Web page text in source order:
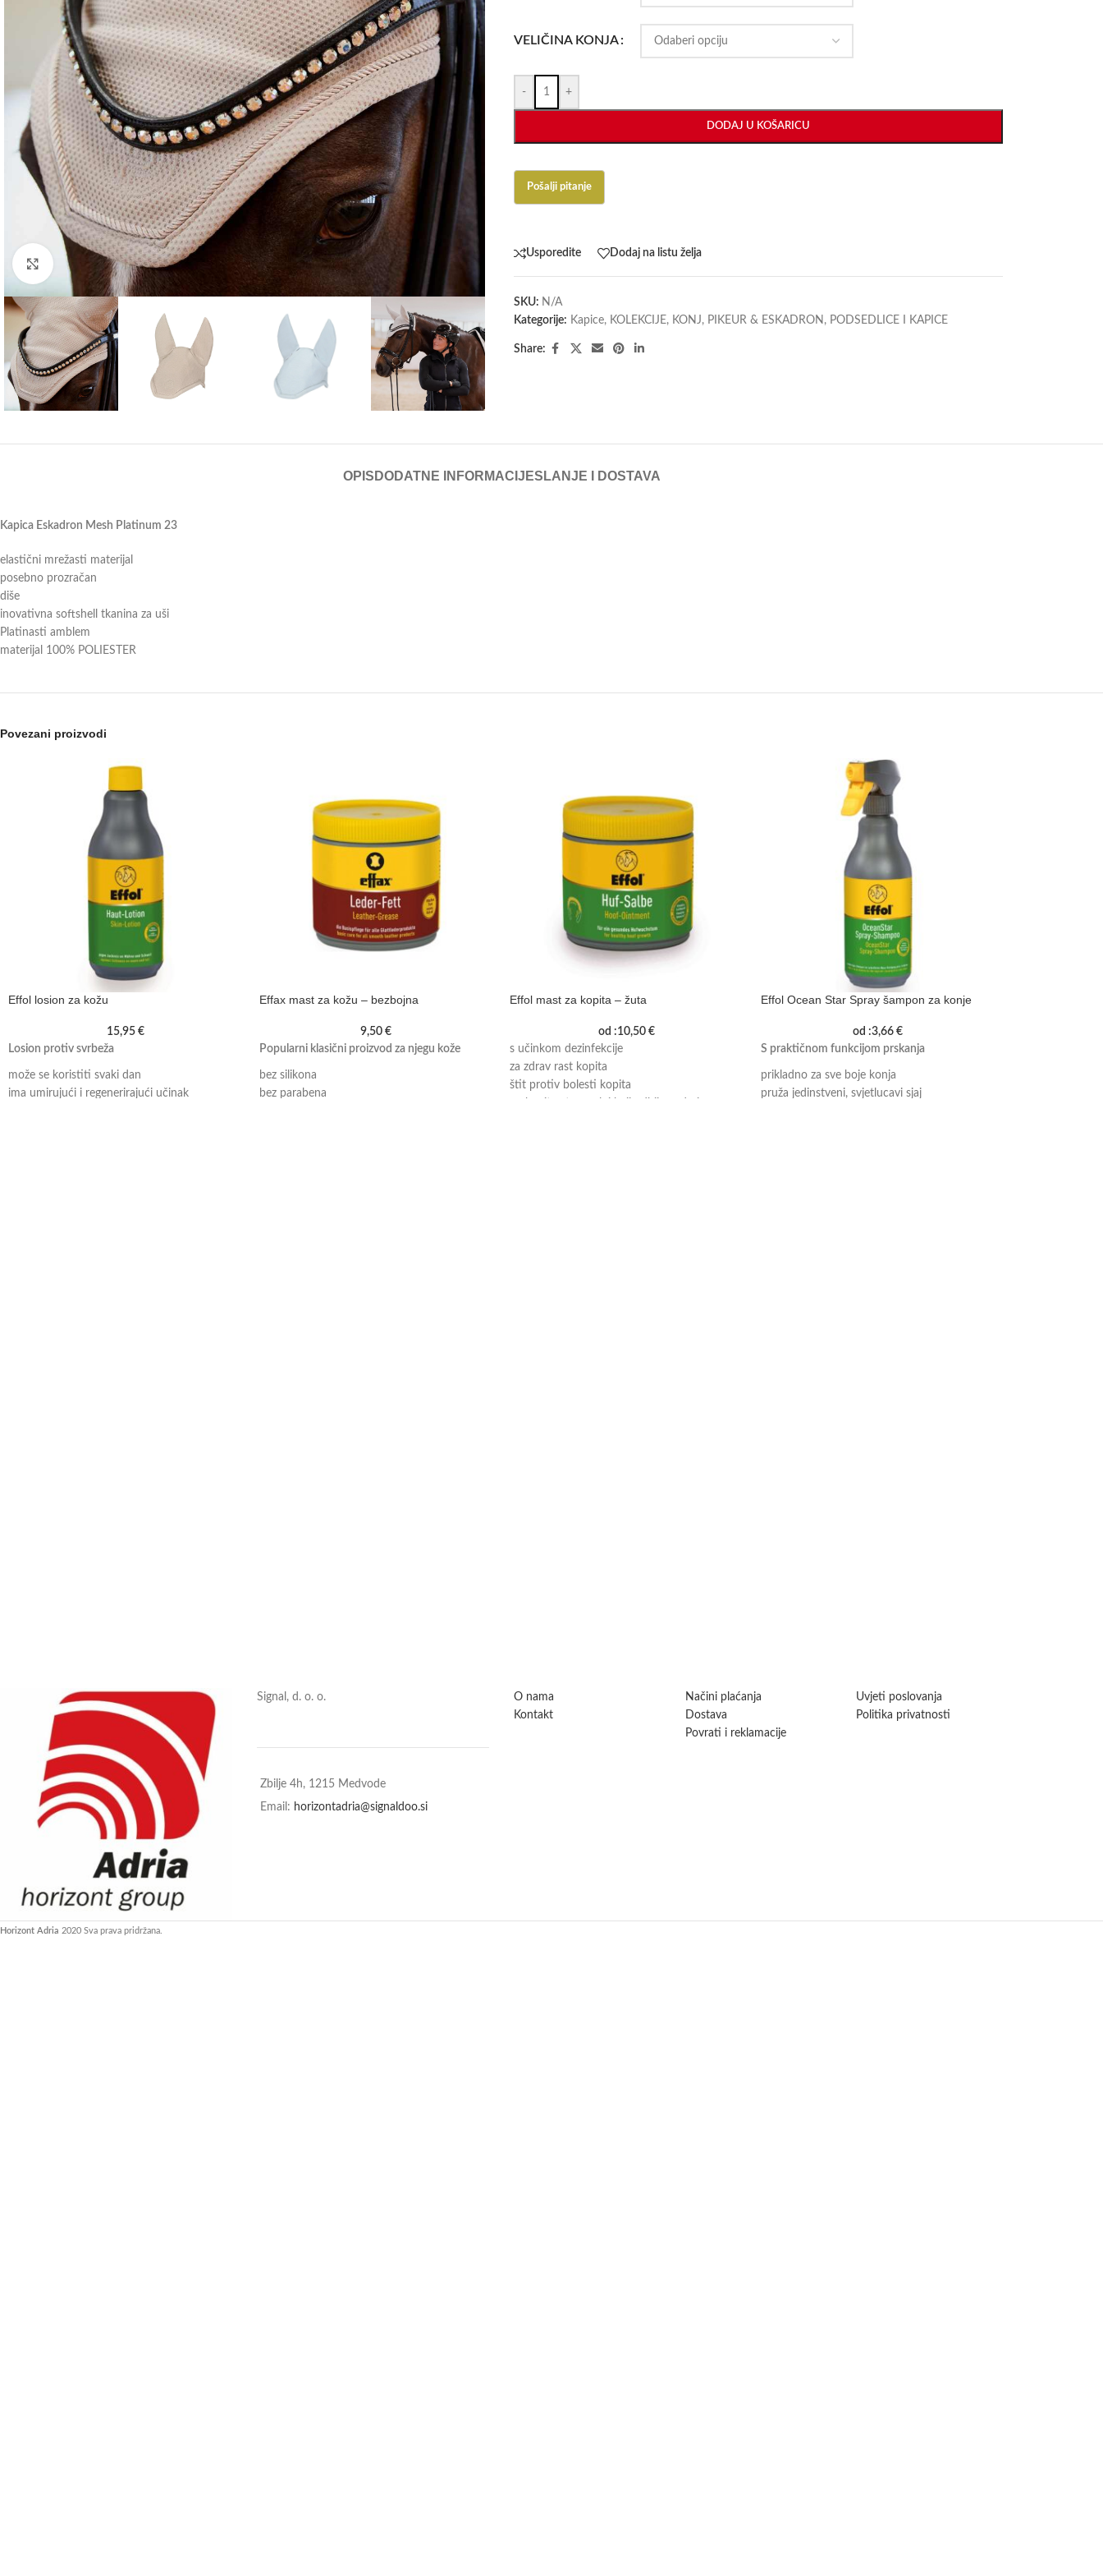
Click to enlarge
VELIČINA KONJA
- +
DODAJ U KOŠARICU
Usporedite Dodaj na listu želja
SKU: N/A
Kategorije: Kapice, KOLEKCIJE, KONJ, PIKEUR & ESKADRON , PODSEDLICE I KAPICE
Share:
OPIS DODATNE INFORMACIJESLANJE I DOSTAVA
Kapica Eskadron Mesh Platinum 23
elastični mrežasti materijal
posebno prozračan
diše
inovativna softshell tkanina za uši
Platinasti amblem
materijal 100% POLIESTER
Povezani proizvodi
Effol losion za kožu
15,95 €
Losion protiv svrbeža
može se koristiti svaki dan
ima umirujući i regenerirajući učinak
Effax mast za kožu – bezbojna
9,50€
Popularni klasični proizvod za njegu kože
bez silikona
bez parabena
Effol mast za kopita – žuta
od :10,50€
s učinkom dezinfekcije
za zdrav rast kopita
štit protiv bolesti kopita
Effol Ocean Star Spray šampon za konje
od :3,66 €
S praktičnom funkcijom prskanja
prikladno za sve boje konja
pruža jedinstveni, svjetlucavi sjaj
Signal, d. o. o.
Zbilje 4h, 1215 Medvode
Email: horizontadria@signaldoo.si
O nama
Kontakt
Načini plaćanja
Dostava
Povrati i reklamacije
Uvjeti poslovanja
Politika privatnosti
Horizont Adria 2020 Sva prava pridržana.